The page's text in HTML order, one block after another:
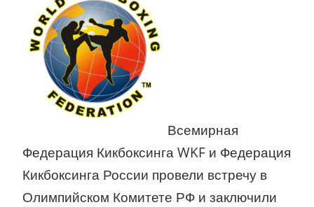
Всемирная
Федерация Кикбоксинга WKF и Федерация
Кикбоксинга России провели встречу в
Олимпийском Комитете РФ и заключили